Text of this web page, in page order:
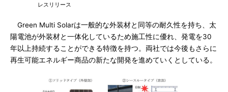
レスリリース
Green Multi Solarは一般的な外装材と同等の耐久性を持ち、太
陽電池が外装材と一体化しているため施工性に優れ、発電を30
年以上持続することができる特徴を持つ。両社では今後もさらに
再生可能エネルギー商品の新たな開発を進めていくとしている。